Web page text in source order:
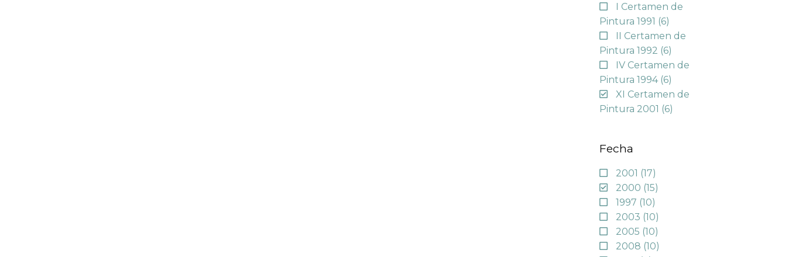
I Certamen de
Pintura 1991 (6)
II Certamen de
Pintura 1992 (6)
IV Certamen de
Pintura 1994 (6)
XI Certamen de
Pintura 2001 (6)
Fecha
2001 (17)
2000 (15)
1997 (10)
2003 (10)
2005 (10)
2008 (10)